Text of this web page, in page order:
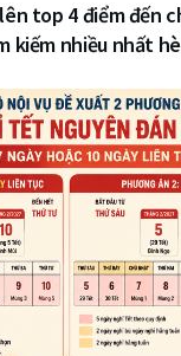
top 4 điểm đến
kiếm nhiều nhất